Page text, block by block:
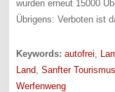
wurden erneut 15000
Übrigens: Verboten ist
Keywords: autofrei
Land ,Sanfter Tourismus
Werfenweng